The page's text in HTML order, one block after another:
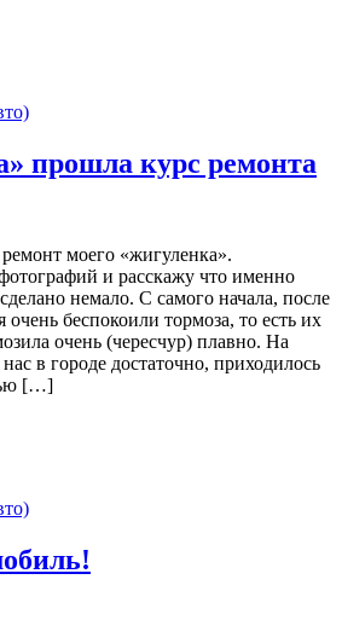
прошла курс ремонта
моего «жигуленка».
и расскажу что именно
немало. С самого начала, после
беспокоили тормоза, то есть их
очень (чересчур) плавно. На
в городе достаточно, приходилось
[…]